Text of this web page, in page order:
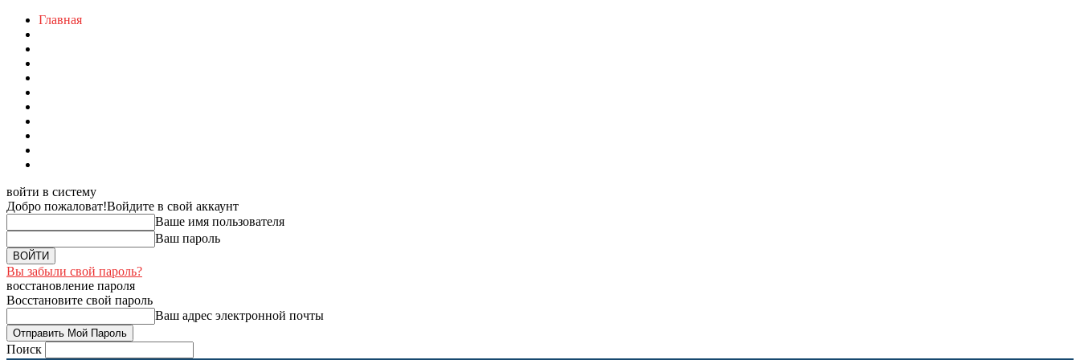
Главная
войти в систему
Добро пожаловат!Войдите в свой аккаунт
Ваше имя пользователя
Ваш пароль
Вы забыли свой пароль?
восстановление пароля
Восстановите свой пароль
Ваш адрес электронной почты
Поиск